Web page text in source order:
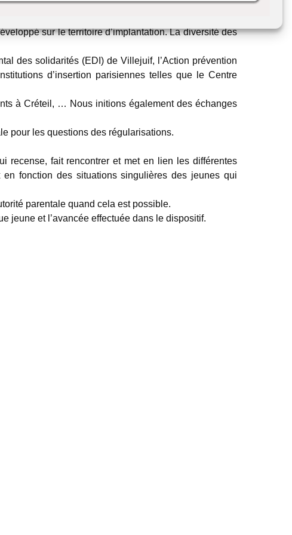
sur le territoire d’implantation. La diversité des
des solidarités (EDI) de Villejuif, l’Action prévention
d’insertion parisiennes telles que le Centre
à Créteil, … Nous initions également des échanges
pour les questions des régularisations.
recense, fait rencontrer et met en lien les différentes
en fonction des situations singulières des jeunes qui
parentale quand cela est possible.
jeune et l’avancée effectuée dans le dispositif.